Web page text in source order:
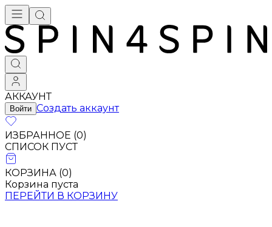
АККАУНТ
Войти Создать аккаунт
ИЗБРАННОЕ (0)
СПИСОК ПУСТ
КОРЗИНА (0)
Корзина пуста
ПЕРЕЙТИ В КОРЗИНУ